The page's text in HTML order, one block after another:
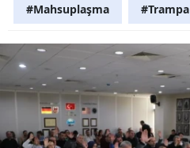
#Mahsuplaşma #Trampa